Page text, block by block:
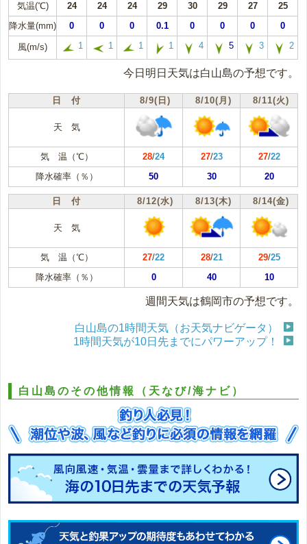
気温(℃) 24 24 24 29 30 29 27
25
降水量(mm)
0 0 0 0.1 0 0 0 0
風(m/s) 1 1 1 1 4 5 3 2
今日明日天気は白山島の予想です。
日 付 8/9(日) 8/10(月) 8/11(火)
天 気
気 温（℃） 28/24 27/23 27/22
降水確率（％）
50 30 20
日 付 8/12(水) 8/13(木) 8/14(金)
天 気
気 温（℃） 27/22 28/21 29/25
降水確率（％）
0 40 10
週間天気は鶴岡市の予想です。
白山島の1時間天気（お天気ナビゲータ）
1時間天気が10日先までにパワーアップ！
白山島のその他情報（天なび/海ナビ）